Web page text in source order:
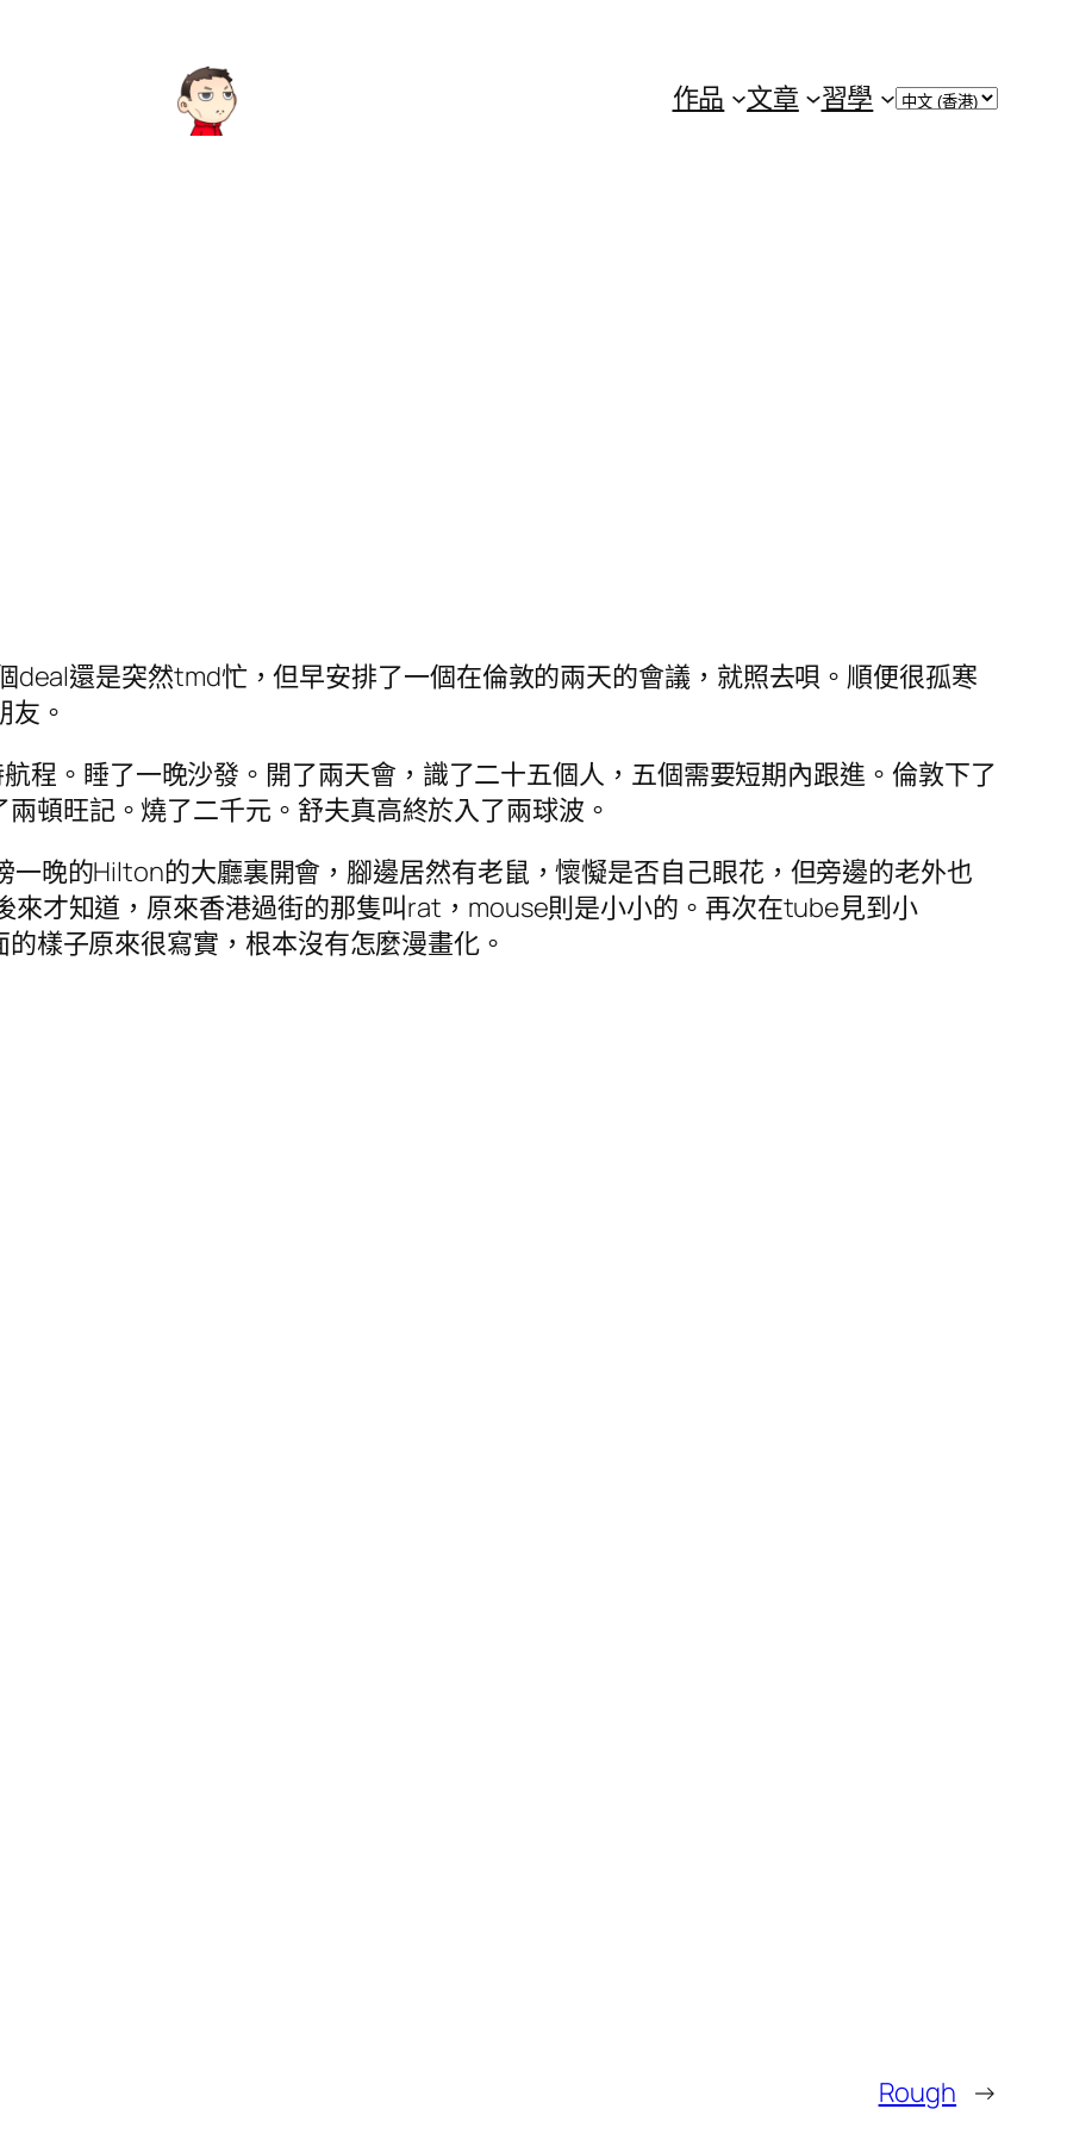
作品 文章 習學
Choose
還是突然tmd忙，但早安排了一個在倫敦的兩天的會議，就照去唄。順便很孤寒
。
程。睡了一晚沙發。開了兩天會，識了二十五個人，五個需要短期內跟進。倫敦下了
頓旺記。燒了二千元。舒夫真高終於入了兩球波。
晚的Hilton的大廳裏開會，腳邊居然有老鼠，懷懝是否自己眼花，但旁邊的老外也
才知道，原來香港過街的那隻叫rat，mouse則是小小的。再次在tube見到小
樣子原來很寫實，根本沒有怎麼漫畫化。
Rough →